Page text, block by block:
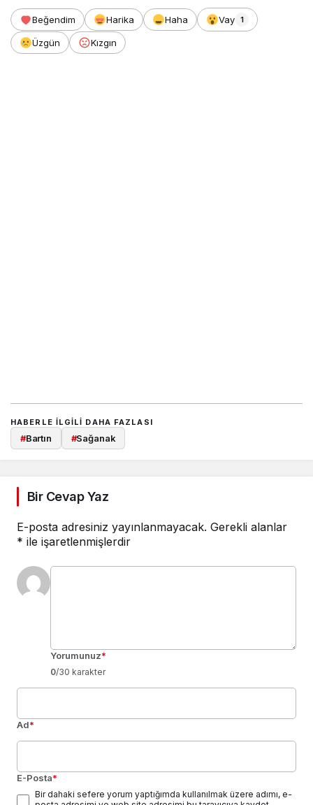
Beğendim Harika Haha Vay 1
Üzgün Kızgın
HABERLE ILGILI DAHA FAZLASI
#Bartın #Sağanak
Bir Cevap Yaz
E-posta adresiniz yayınlanmayacak. Gerekli alanlar
* ile işaretlenmişlerdir
Yorumunuz*
0/30 karakter
Ad*
E-Posta*
Bir dahaki sefere yorum yaptığımda kullanılmak üzere adımı, e-